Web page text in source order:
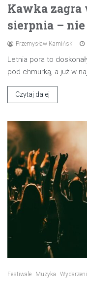
Kawka zagra
sierpnia – nie
Przemysław Kamiński
Letnia pora to
pod chmurką, a już w
Czytaj dalej
Festiwale Muzyka